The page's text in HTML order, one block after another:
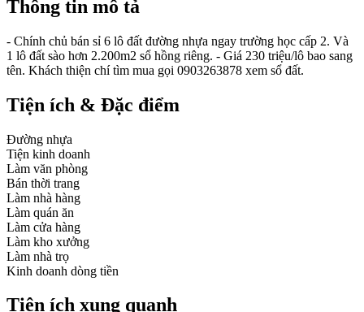
Thông tin mô tả
- Chính chủ bán sỉ 6 lô đất đường nhựa ngay trường học cấp 2. Và
1 lô đất sào hơn 2.200m2 sổ hồng riêng. - Giá 230 triệu/lô bao sang
tên. Khách thiện chí tìm mua gọi 0903263878 xem sổ đất.
Tiện ích & Đặc điểm
Đường nhựa
Tiện kinh doanh
Làm văn phòng
Bán thời trang
Làm nhà hàng
Làm quán ăn
Làm cửa hàng
Làm kho xưởng
Làm nhà trọ
Kinh doanh dòng tiền
Tiện ích xung quanh